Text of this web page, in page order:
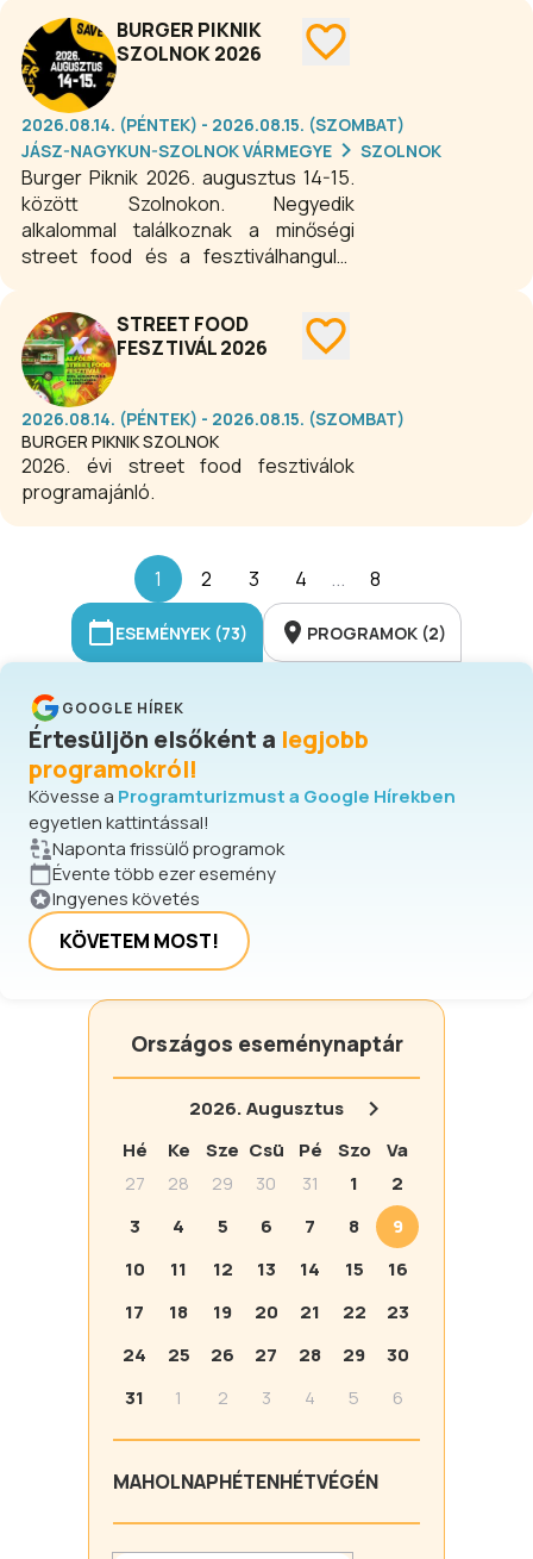
impozáns gasztro kiállítók által kínált
finom falatokra. Emellett számos
különleges borkóstoló, irodalmi estek,
zenei- és gyerekprogramok,
esténként pedig koncertek várják a
látogatókat Tokaj-Hegyalja békés,
mesebeli falujában.
BURGER PIKNIK
SZOLNOK 2026
2026.08.14. (PÉNTEK) - 2026.08.15. (SZOMBAT)
JÁSZ-NAGYKUN-SZOLNOK VÁRMEGYE
SZOLNOK
Burger Piknik 2026. augusztus 14-15.
között Szolnokon. Negyedik
alkalommal találkoznak a minőségi
street food és a fesztiválhangulat
fái között. A háromnapos
rendezvényen a legjobb kézműves
burgerek, frissítő italok mellett
interaktív programok teszik
felejthetetlenné az élményt.
STREET FOOD
FESZTIVÁL 2026
2026.08.14. (PÉNTEK) - 2026.08.15. (SZOMBAT)
BURGER PIKNIK SZOLNOK
2026. évi street food fesztiválok
programajánló.
1 2 3 4 ... 8
ESEMÉNYEK (73) PROGRAMOK (2)
GOOGLE HÍREK
Értesüljön elsőként a legjobb
programokról!
Kövesse a Programturizmust a Google Hírekben
egyetlen kattintással!
Naponta frissülő programok
Évente több ezer esemény
Ingyenes követés
KÖVETEM MOST!
Országos eseménynaptár
2026.Augusztus
Hé
Ke Sze Csü Pé Szo
Va
27
28 29 30 31 1
2
3
4 5 6 7 8
9
10
11 12 13 14 15
16
17
18 19 20 21 22
23
24
25 26 27 28 29
30
31
1 2 3 4 5 6
MAHOLNAPHÉTENHÉTVÉGÉN